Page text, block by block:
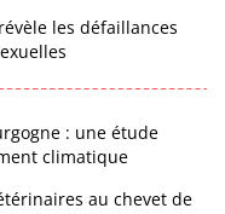
les défaillances
: une étude
climatique
au chevet de